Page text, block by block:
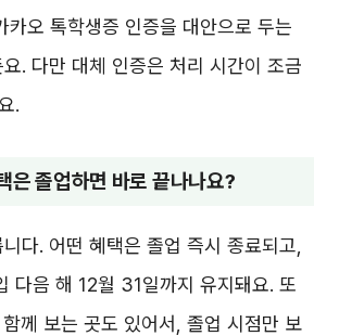
카오 톡학생증 인증을 대안으로 두는
. 다만 대체 인증은 처리 시간이 조금
.
은 졸업하면 바로 끝나나요?
다. 어떤 혜택은 졸업 즉시 종료되고,
다음 해 12월 31일까지 유지돼요. 또
께 보는 곳도 있어서, 졸업 시점만 보